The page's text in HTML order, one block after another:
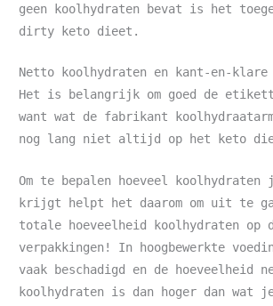
geen koolhydraten bevat is het
dirty keto dieet.
Netto koolhydraten en kant-en-klare
Het is belangrijk om goed de
want wat de fabrikant
nog lang niet altijd op het keto
Om te bepalen hoeveel koolhydraten
krijgt helpt het daarom om uit te
totale hoeveelheid koolhydraten op
verpakkingen! In hoogbewerkte
vaak beschadigd en de hoeveelheid
koolhydraten is dan hoger dan wat